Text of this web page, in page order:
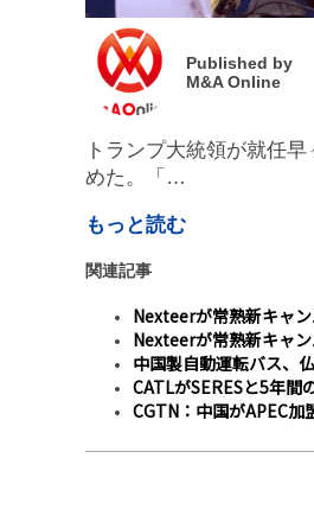
Published by
M&A Online
トランプ大統領が就任
めた。「…
もっと読む
関連記事
Nexteerが常熟新キャ
Nexteerが常熟新キャ
中国製自動運転バス、
CATLがSERESと5年
CGTN：中国がAPEC加